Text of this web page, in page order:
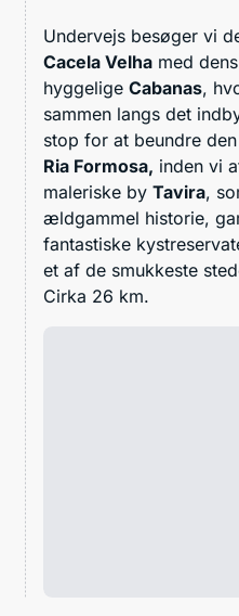
Undervejs besøger vi
Cacela Velha med
hyggelige Cabanas,
sammen langs det
stop for at beundre
Ria Formosa, inden vi
maleriske by Tavira,
ældgammel historie,
fantastiske
et af de smukkeste
Cirka 26 km.